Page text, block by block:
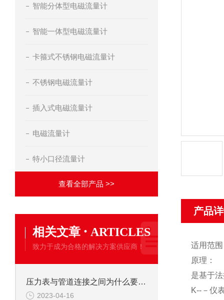
智能分体型电磁流量计
智能一体型电磁流量计
卡箍式不锈钢电磁流量计
不锈钢电磁流量计
插入式电磁流量计
电磁流量计
特小口径流量计
查看全部产品 >>
相关文章 · ARTICLES
致力于成为合格的解决方案供应商！
压力表与管道连接之间为什么要弯一个圈
2023-04-16
产品
适用范
原理：
是基于
K--－仪